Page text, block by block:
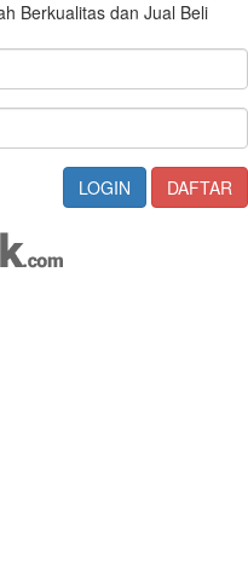
Berkualitas dan Jual Beli